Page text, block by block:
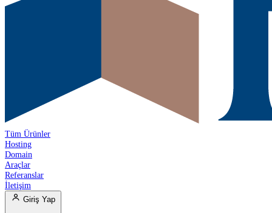
Tüm Ürünler
Hosting
Domain
Araçlar
Referanslar
İletişim
Giriş Yap